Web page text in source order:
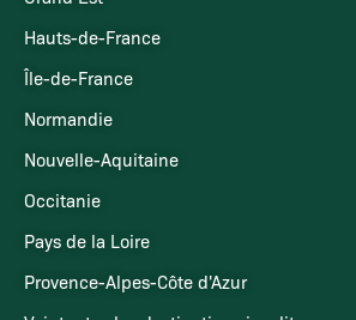
Hauts-de-France
Île-de-France
Normandie
Nouvelle-Aquitaine
Occitanie
Pays de la Loire
Provence-Alpes-Côte d'Azur